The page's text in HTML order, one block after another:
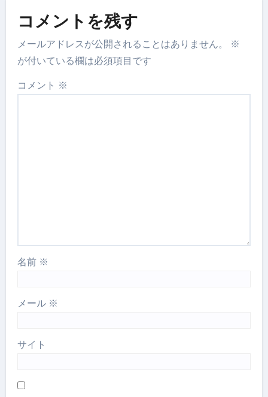
コメントを残す
メールアドレスが公開されることはありません。
※
が付いている欄は必須項目です
コメント ※
名前 ※
メール ※
サイト